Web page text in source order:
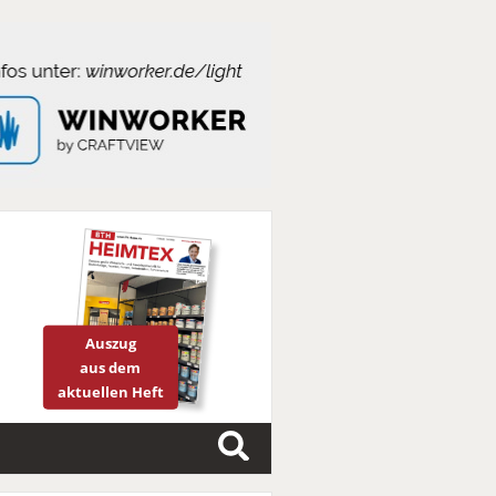
Auszug
aus dem
aktuellen Heft
S